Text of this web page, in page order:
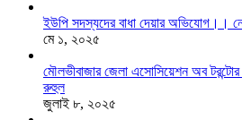
ইউপি সদস্যদের বাধা দেয়ার অভিযোগ।।
মে ১, ২০২৫
মৌলভীবাজার জেলা এসোসিয়েশন অব
রুহুল
জুলাই ৮, ২০২৫